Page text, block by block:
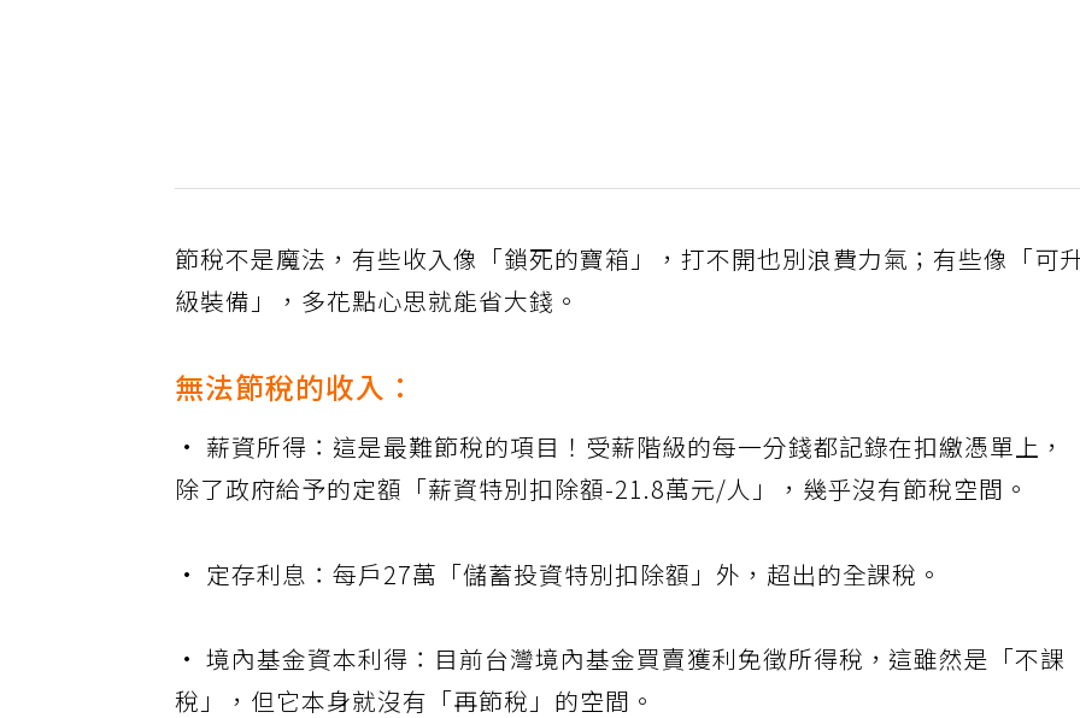
節稅不是魔法，有些收入像「鎖死的寶箱」，打不開也別浪費力氣；有些像「可
級裝備」，多花點心思就能省大錢。
無法節稅的收入：
• 薪資所得：這是最難節稅的項目！受薪階級的每一分錢都記錄在扣繳憑單上，
除了政府給予的定額「薪資特別扣除額-21.8萬元/人」，幾乎沒有節稅空間。
• 定存利息：每戶27萬「儲蓄投資特別扣除額」外，超出的全課稅。
• 境內基金資本利得：目前台灣境內基金買賣獲利免徵所得稅，這雖然是「不課